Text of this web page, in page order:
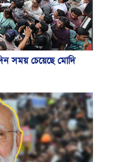
সময় চেয়েছে মোদি